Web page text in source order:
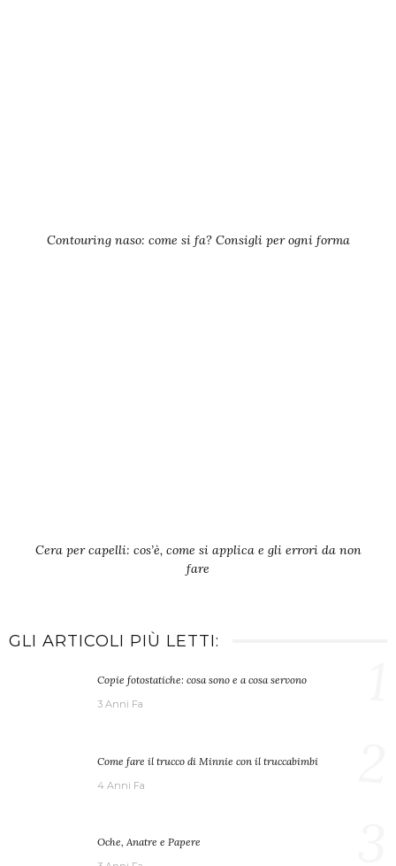
Contouring naso: come si fa? Consigli per ogni forma
Cera per capelli: cos’è, come si applica e gli errori da non
fare
GLI ARTICOLI PIÙ LETTI:
Copie fotostatiche: cosa sono e a cosa servono
3 Anni Fa
Come fare il trucco di Minnie con il truccabimbi
4 Anni Fa
Oche, Anatre e Papere